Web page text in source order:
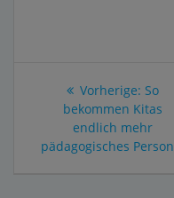
Vorherige: So
bekommen Kitas
endlich mehr
pädagogisches